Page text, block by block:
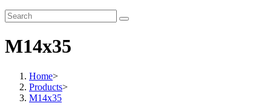
M14x35
Home>
Products>
M14x35